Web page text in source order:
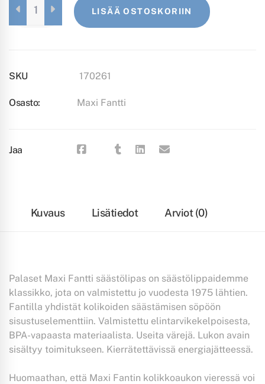
FANTTI
VAALEANPUNAINEN
LISÄÄ OSTOSKORIIN
SKU 170261
Osasto: Maxi Fantti
Jaa
Kuvaus Lisätiedot Arviot (0)
Palaset Maxi Fantti säästölipas on säästölippaidemme
klassikko, jota on valmistettu jo vuodesta 1975 lähtien.
Fantilla yhdistät kolikoiden säästämisen söpöön
sisustuselementtiin. Valmistettu elintarvikekelpoisesta,
BPA-vapaasta materiaalista. Useita värejä. Lukon avain
sisältyy toimitukseen. Kierrätettävissä energiajätteessä.
Huomaathan, että Maxi Fantin kolikkoaukon vieressä voi